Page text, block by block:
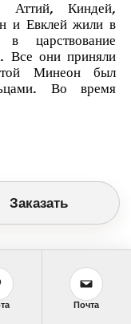
Аттий, Киндей,
и Евклей жили в
царствование
Все они приняли
Минеон был
Во время
Заказать
Почта